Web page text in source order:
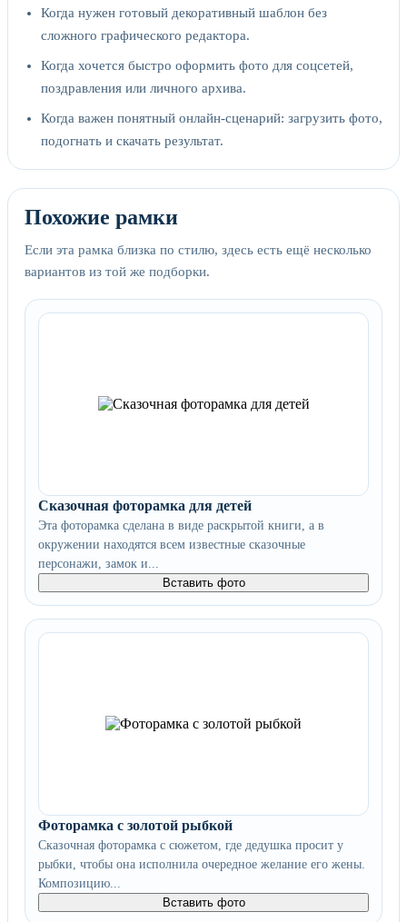
Когда нужен готовый декоративный шаблон без
сложного графического редактора.
Когда хочется быстро оформить фото для соцсетей,
поздравления или личного архива.
Когда важен понятный онлайн-сценарий: загрузить фото,
подогнать и скачать результат.
Похожие рамки
Если эта рамка близка по стилю, здесь есть ещё несколько
вариантов из той же подборки.
Сказочная фоторамка для детей
Эта фоторамка сделана в виде раскрытой книги, а в
окружении находятся всем известные сказочные
персонажи, замок и...
Вставить фото
Фоторамка с золотой рыбкой
Сказочная фоторамка с сюжетом, где дедушка просит у
рыбки, чтобы она исполнила очередное желание его жены.
Композицию...
Вставить фото